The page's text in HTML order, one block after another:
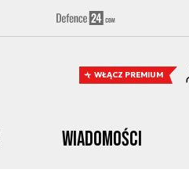
WŁĄCZ PREMIUM
Wiadomości